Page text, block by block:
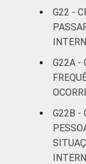
G22 -
G22A -
G22B -